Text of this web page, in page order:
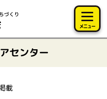
メニュー
センター
載